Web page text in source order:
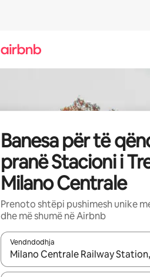
Banesa për të
pranë Stacioni i
Milano Centrale
Prenoto shtëpi pushimesh unike
dhe më shumë në Airbnb
Vendndodhja
Kur rezultatet të jenë të